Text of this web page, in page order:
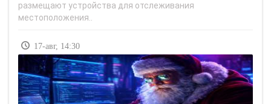
размещают устройства для отслеживания
местоположения..
17-авг, 14:30